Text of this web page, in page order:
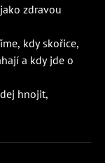
zdravou
kdy skořice,
a kdy jde o
hnojit,